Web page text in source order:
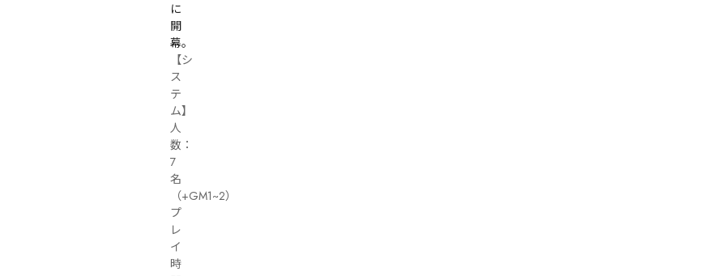
に
開
幕。
【シ
ス
テ
ム】
人
数：
7
名
（+GM1~2）
プ
レ
イ
時